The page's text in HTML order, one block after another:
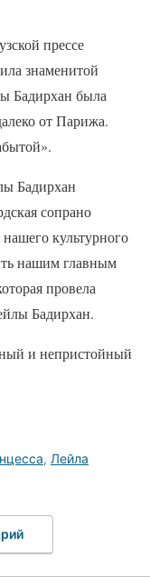
прессе
знаменитой
Бадирхан была
от Парижа.
Бадирхан
сопрано
культурного
нашим главным
провела
Бадирхан.
и непристойный
, Лейла